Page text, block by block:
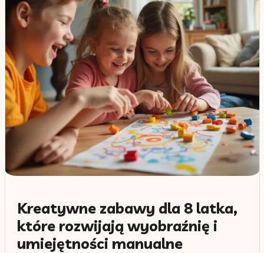
Kreatywne zabawy dla 8 latka,
które rozwijają wyobraźnię i
umiejętności manualne